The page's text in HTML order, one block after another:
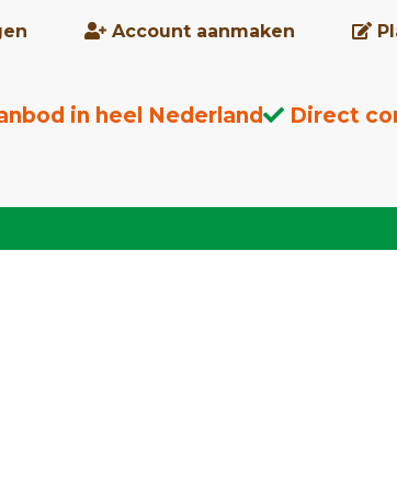
Account aanmaken
in heel Nederland
Direct